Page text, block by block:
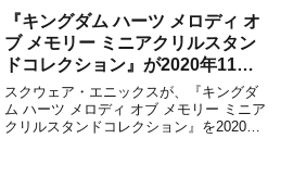
のeショップにて配信が開始されていま
す。販売価格...
『キングダム ハーツ メロディ オ
ブ メモリー ミニアクリルスタン
ドコレクション』が2020年11月
に発売決定！
スクウェア・エニックスが、『キングダ
ム ハーツ メロディ オブ メモリー ミニア
クリルスタンドコレクション』を2020年